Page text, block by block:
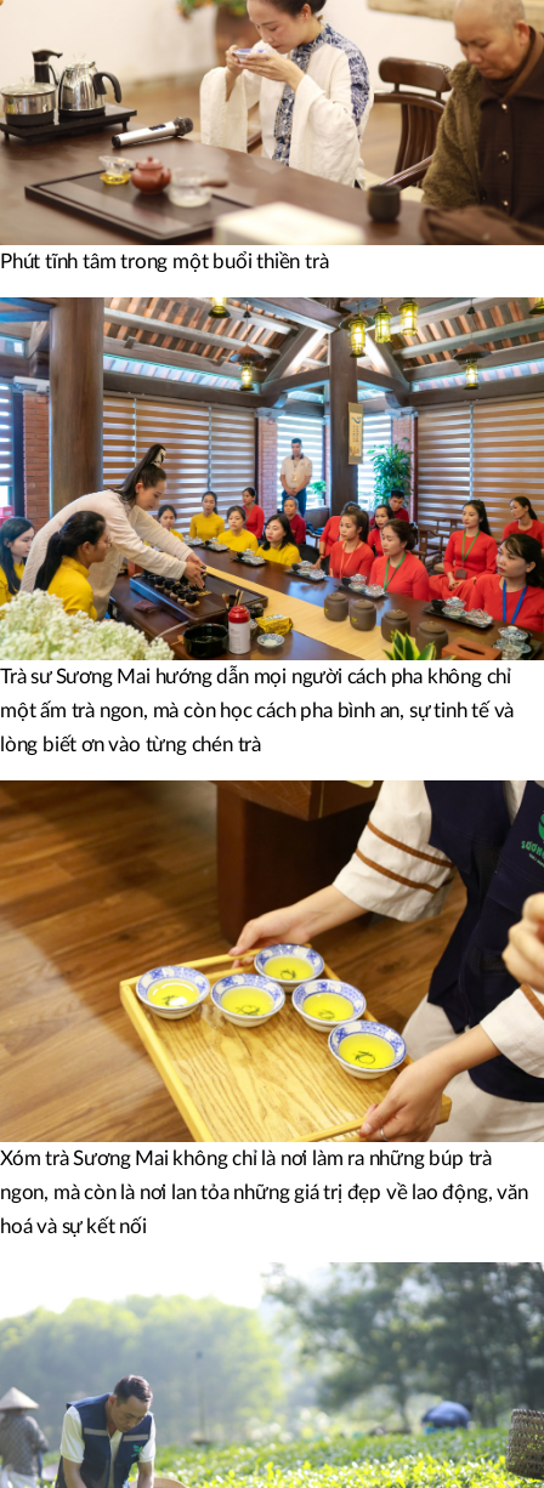
Phút tĩnh tâm trong một buổi thiền trà
Trà sư Sương Mai hướng dẫn mọi người cách pha không chỉ
một ấm trà ngon, mà còn học cách pha bình an, sự tinh tế và
lòng biết ơn vào từng chén trà
Xóm trà Sương Mai không chỉ là nơi làm ra những búp trà
ngon, mà còn là nơi lan tỏa những giá trị đẹp về lao động, văn
hoá và sự kết nối